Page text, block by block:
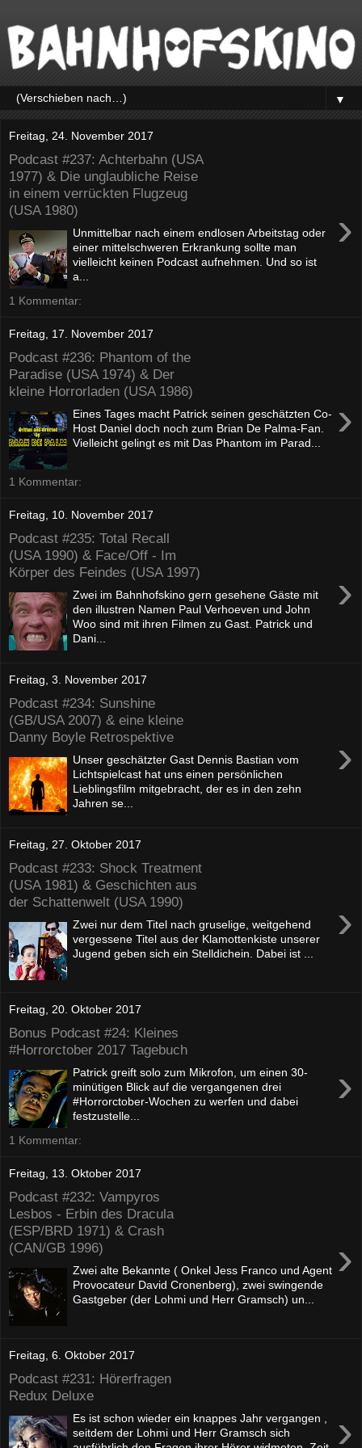
▼
Freitag, 24. November 2017
Podcast #237: Achterbahn (USA
1977) & Die unglaubliche Reise
in einem verrückten Flugzeug
(USA 1980)
›
Unmittelbar nach einem endlosen Arbeitstag oder
einer mittelschweren Erkrankung sollte man
vielleicht keinen Podcast aufnehmen. Und so ist
a...
1 Kommentar:
Freitag, 17. November 2017
Podcast #236: Phantom of the
Paradise (USA 1974) & Der
kleine Horrorladen (USA 1986)
›
Eines Tages macht Patrick seinen geschätzten Co-
Host Daniel doch noch zum Brian De Palma-Fan.
Vielleicht gelingt es mit Das Phantom im Parad...
1 Kommentar:
Freitag, 10. November 2017
Podcast #235: Total Recall
(USA 1990) & Face/Off - Im
Körper des Feindes (USA 1997)
›
Zwei im Bahnhofskino gern gesehene Gäste mit
den illustren Namen Paul Verhoeven und John
Woo sind mit ihren Filmen zu Gast. Patrick und
Dani...
Freitag, 3. November 2017
Podcast #234: Sunshine
(GB/USA 2007) & eine kleine
Danny Boyle Retrospektive
›
Unser geschätzter Gast Dennis Bastian vom
Lichtspielcast hat uns einen persönlichen
Lieblingsfilm mitgebracht, der es in den zehn
Jahren se...
Freitag, 27. Oktober 2017
Podcast #233: Shock Treatment
(USA 1981) & Geschichten aus
der Schattenwelt (USA 1990)
›
Zwei nur dem Titel nach gruselige, weitgehend
vergessene Titel aus der Klamottenkiste unserer
Jugend geben sich ein Stelldichein. Dabei ist ...
Freitag, 20. Oktober 2017
Bonus Podcast #24: Kleines
#Horrorctober 2017 Tagebuch
›
Patrick greift solo zum Mikrofon, um einen 30-
minütigen Blick auf die vergangenen drei
#Horrorctober-Wochen zu werfen und dabei
festzustelle...
1 Kommentar:
Freitag, 13. Oktober 2017
Podcast #232: Vampyros
Lesbos - Erbin des Dracula
(ESP/BRD 1971) & Crash
(CAN/GB 1996)
›
Zwei alte Bekannte ( Onkel Jess Franco und Agent
Provocateur David Cronenberg), zwei swingende
Gastgeber (der Lohmi und Herr Gramsch) un...
Freitag, 6. Oktober 2017
Podcast #231: Hörerfragen
Redux Deluxe
›
Es ist schon wieder ein knappes Jahr vergangen ,
seitdem der Lohmi und Herr Gramsch sich